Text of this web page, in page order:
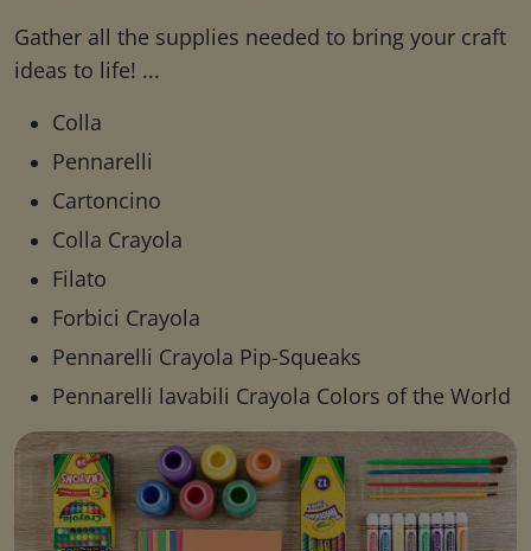
Gather all the supplies needed to bring your craft
ideas to life! ...
Colla
Pennarelli
Cartoncino
Colla Crayola
Filato
Forbici Crayola
Pennarelli Crayola Pip-Squeaks
Pennarelli lavabili Crayola Colors of the World